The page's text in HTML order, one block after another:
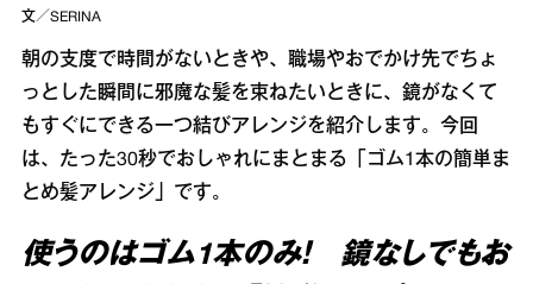
文／SERINA
朝の支度で時間がないときや、職場やおでかけ先でちょ
っとした瞬間に邪魔な髪を束ねたいときに、鏡がなくて
もすぐにできる一つ結びアレンジを紹介します。今回
は、たった30秒でおしゃれにまとまる「ゴム1本の簡単ま
とめ髪アレンジ」です。
使うのはゴム1本のみ！ 鏡なしでもお